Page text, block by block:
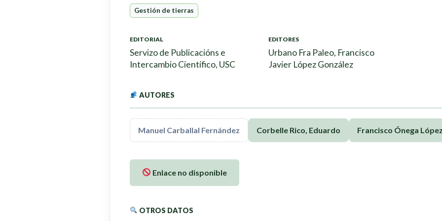
Gestión de tierras
EDITORIAL
Servizo de Publicacións e
Intercambio Científico, USC
EDITORES
Urbano Fra Paleo, Francisco
Javier López González
AUTORES
Manuel Carballal Fernández Corbelle Rico, Eduardo Francisco Ónega
Enlace no disponible
OTROS DATOS